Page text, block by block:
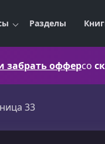
Разделы
забрать офферсо
33